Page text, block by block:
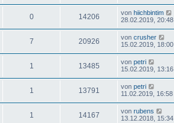
0 14206 von hiichbintim
28.02.2019, 20:48
7 20926 von crusher
15.02.2019, 18:00
1 13485 von petri
15.02.2019, 13:16
1 13791 von petri
11.02.2019, 16:58
1 14167 von rubens
13.12.2018, 15:34